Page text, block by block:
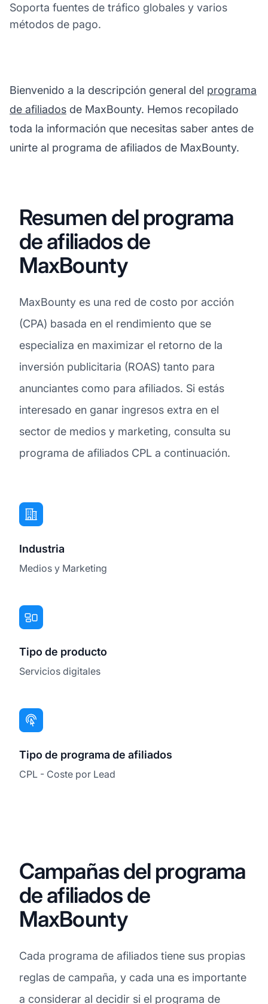
Soporta fuentes de tráfico globales y varios
métodos de pago.
Bienvenido a la descripción general del programa
de afiliados de MaxBounty. Hemos recopilado
toda la información que necesitas saber antes de
unirte al programa de afiliados de MaxBounty.
Resumen del programa
de afiliados de
MaxBounty
MaxBounty es una red de costo por acción
(CPA) basada en el rendimiento que se
especializa en maximizar el retorno de la
inversión publicitaria (ROAS) tanto para
anunciantes como para afiliados. Si estás
interesado en ganar ingresos extra en el
sector de medios y marketing, consulta su
programa de afiliados CPL a continuación.
Industria
Medios y Marketing
Tipo de producto
Servicios digitales
Tipo de programa de afiliados
CPL - Coste por Lead
Campañas del programa
de afiliados de
MaxBounty
Cada programa de afiliados tiene sus propias
reglas de campaña, y cada una es importante
a considerar al decidir si el programa de